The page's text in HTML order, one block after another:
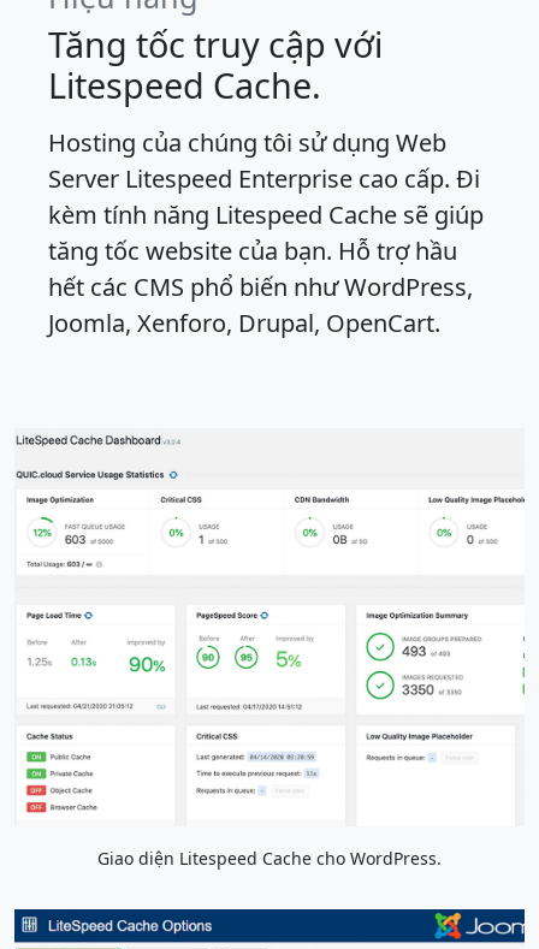
Tăng tốc truy cập với
Litespeed Cache.
Hosting của chúng tôi sử dụng Web
Server Litespeed Enterprise cao cấp. Đi
kèm tính năng Litespeed Cache sẽ giúp
tăng tốc website của bạn. Hỗ trợ hầu
hết các CMS phổ biến như WordPress,
Joomla, Xenforo, Drupal, OpenCart.
Giao diện Litespeed Cache cho WordPress.